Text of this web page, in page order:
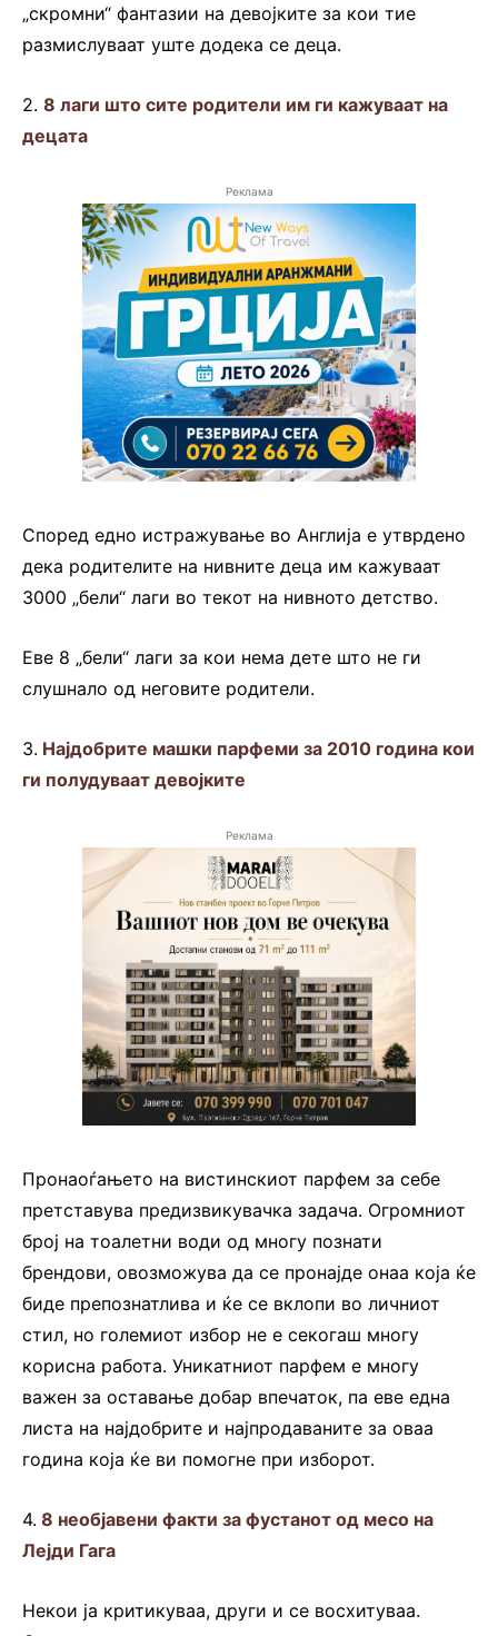
„скромни“ фантазии на девојките за кои тие
размислуваат уште додека се деца.
2. 8 лаги што сите родители им ги кажуваат на
децата
Реклама
Според едно истражување во Англија е утврдено
дека родителите на нивните деца им кажуваат
3000 „бели“ лаги во текот на нивното детство.
Еве 8 „бели“ лаги за кои нема дете што не ги
слушнало од неговите родители.
3. Најдобрите машки парфеми за 2010 година кои
ги полудуваат девојките
Реклама
Пронаоѓањето на вистинскиот парфем за себе
претставува предизвикувачка задача. Огромниот
број на тоалетни води од многу познати
брендови, овозможува да се пронајде онаа која ќе
биде препознатлива и ќе се вклопи во личниот
стил, но големиот избор не е секогаш многу
корисна работа. Уникатниот парфем е многу
важен за оставање добар впечаток, па еве една
листа на најдобрите и најпродаваните за оваа
година која ќе ви помогне при изборот.
4. 8 необјавени факти за фустанот од месо на
Лејди Гага
Некои ја критикуваа, други и се восхитуваа.